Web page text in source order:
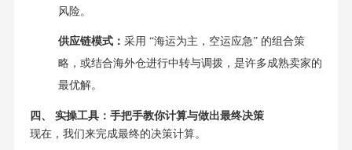
风险。
供应链模式： 采用 “海运为主，空运应急” 的组合策
略，或结合海外仓进行中转与调拨，是许多成熟卖家的
最优解。
四、 实操工具：手把手教你计算与做出最终决策
现在，我们来完成最终的决策计算。